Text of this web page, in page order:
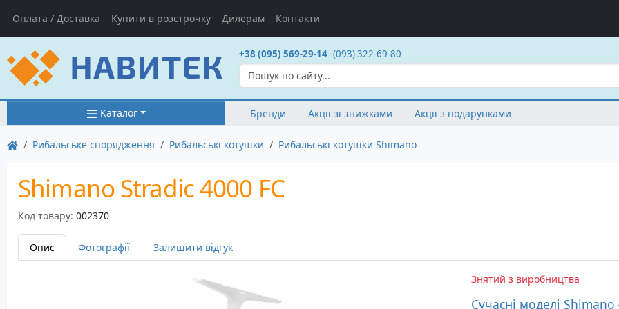
Оплата / Доставка Купити в розстрочку Дилерам Контакти
+38 (095) 569-29-14 (093) 322-69-80
Каталог Бренди Акції зі знижками Акції з подарунками
Рибальське спорядження Рибальські котушки Рибальські котушки Shimano
Shimano Stradic 4000 FC
Код товару: 002370
Опис Фотографії Залишити відгук
Знятий з виробництва
Сучасні моделі Shimano